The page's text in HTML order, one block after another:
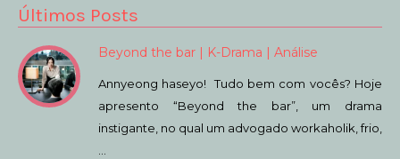
Últimos Posts
Beyond the bar | K-Drama | Análise
Annyeong haseyo! Tudo bem com vocês? Hoje
apresento “Beyond the bar”, um drama
instigante, no qual um advogado workaholik, frio,